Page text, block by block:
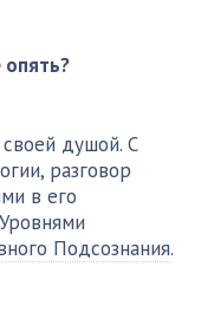
душой. С
разговор
в его
Подсознания.